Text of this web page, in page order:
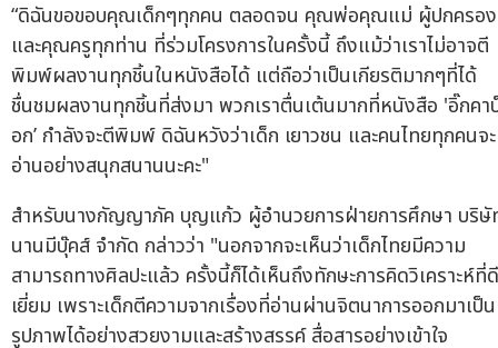
“ดิฉันขอขอบคุณเด็กๆทุกคน ตลอดจน คุณพ่อคุณแม่ ผู้ปกครอง
และคุณครูทุกท่าน ที่ร่วมโครงการในครั้งนี้ ถึงแม้ว่าเราไม่อาจตี
พิมพ์ผลงานทุกชิ้นในหนังสือได้ แต่ถือว่าเป็นเกียรติมากๆที่ได้
ชื่นชมผลงานทุกชิ้นที่ส่งมา พวกเราตื่นเต้นมากที่หนังสือ 'อิ๊กคา
อก’ กำลังจะตีพิมพ์ ดิฉันหวังว่าเด็ก เยาวชน และคนไทยทุกคนจะ
อ่านอย่างสนุกสนานนะคะ"
สำหรับนางกัญญาภัค บุญแก้ว ผู้อำนวยการฝ่ายการศึกษา บริษั
นานมีบุ๊คส์ จำกัด กล่าวว่า "นอกจากจะเห็นว่าเด็กไทยมีความ
สามารถทางศิลปะแล้ว ครั้งนี้ก็ได้เห็นถึงทักษะการคิดวิเคราะห์ที่ดี
เยี่ยม เพราะเด็กตีความจากเรื่องที่อ่านผ่านจิตนาการออกมาเป็น
รูปภาพได้อย่างสวยงามและสร้างสรรค์ สื่อสารอย่างเข้าใจ